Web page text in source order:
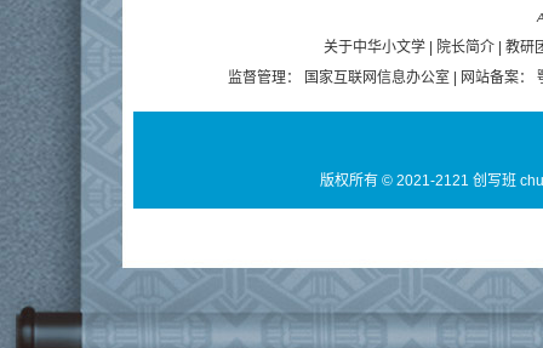
关于中华小文学 院长简介
教研
监督管理：
国家互联网信息办公室 | 网站备案：
版权所有 © 2021-2121 创写班